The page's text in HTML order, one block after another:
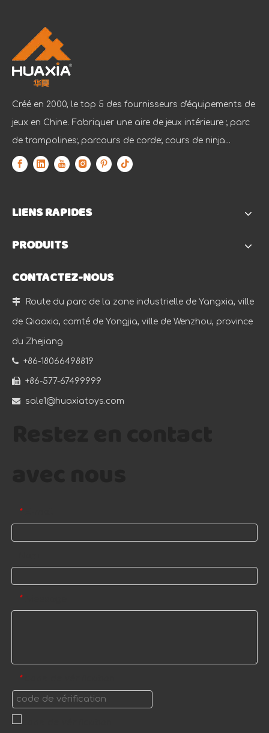
Créé en 2000, le top 5 des fournisseurs d'équipements de
jeux en Chine. Fabriquer une aire de jeux intérieure ; parc
de trampolines; parcours de corde; cours de ninja...
LIENS RAPIDES
PRODUITS
CONTACTEZ-NOUS
 Route du parc de la zone industrielle de Yangxia, ville
de Qiaoxia, comté de Yongjia, ville de Wenzhou, province
du Zhejiang
 +86-18066498819
 +86-577-67499999
 sale1@huaxiatoys.com
*
*
*